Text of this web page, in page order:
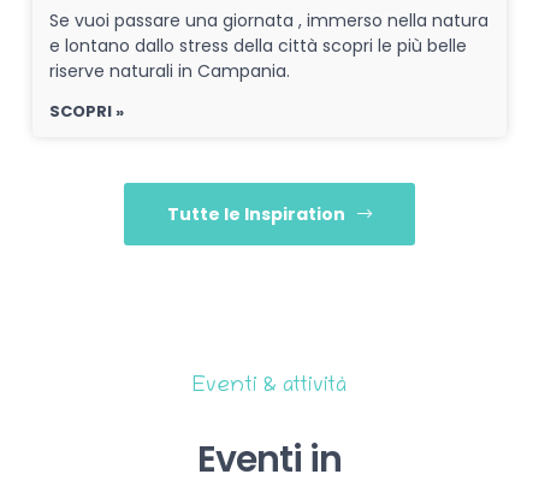
Se vuoi passare una giornata , immerso nella natura
e lontano dallo stress della città scopri le più belle
riserve naturali in Campania.
SCOPRI »
Tutte le Inspiration
Eventi & attività
Eventi in